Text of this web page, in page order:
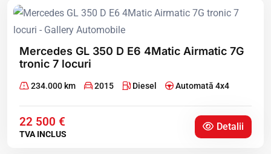
Mercedes GL 350 D E6 4Matic Airmatic 7G
tronic 7 locuri
234.000 km 2015 Diesel Automată 4x4
22 500 €
TVA INCLUS
Detalii